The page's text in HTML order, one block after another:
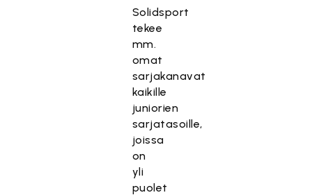
Solidsport
tekee
mm.
omat
sarjakanavat
kaikille
juniorien
sarjatasoille,
joissa
on
yli
puolet